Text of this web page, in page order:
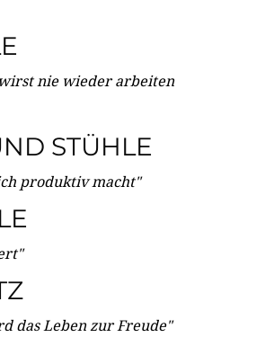
nie wieder arbeiten
STÜHLE
produktiv macht"
das Leben zur Freude"